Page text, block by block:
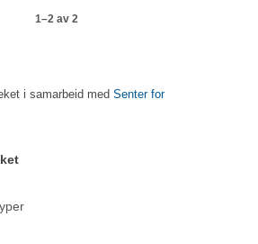
1–2 av 2
i samarbeid med Senter for